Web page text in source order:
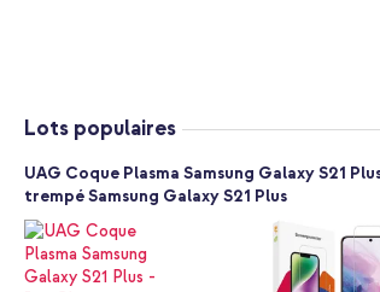
Lots populaires
UAG Coque Plasma Samsung Galaxy S21
trempé Samsung Galaxy S21 Plus